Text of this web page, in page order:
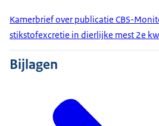
Kamerbrief over publicatie CBS-
stikstofexcretie in dierlijke mest 2e
Bijlagen